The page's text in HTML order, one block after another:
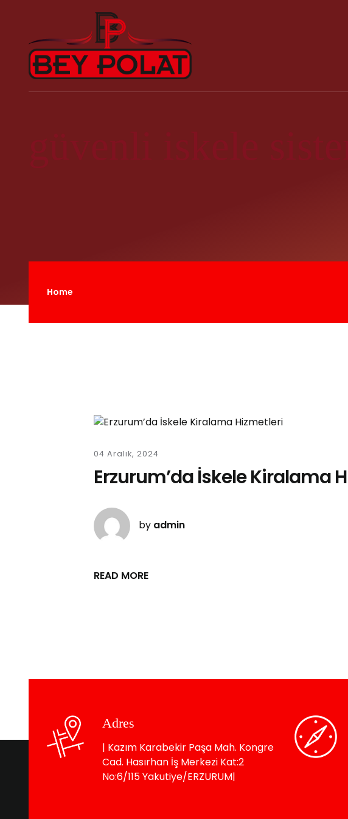
Home
04 Aralık, 2024
Erzurum’da İskele Kiralama
by admin
READ MORE
Adres
| Kazım Karabekir Paşa Mah. Kongre
Cad. Hasırhan İş Merkezi Kat:2
No:6/115 Yakutiye/ERZURUM|